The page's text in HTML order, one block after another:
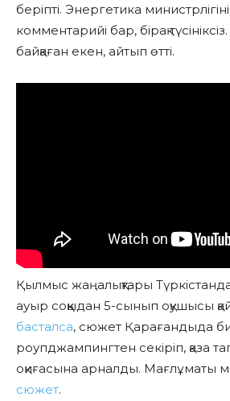
беріпті. Энергетика
комментарийі бар, бірақ
байқаған екен, айтып өтті.
Қылмыс жаңалықтары
ауыр соққыдан 5-сынып оқушысы
басталса, сюжет Қарағандыда
роупджампингтен секіріп, қаза
оқиғасына арналды. Мағлұматы
сюжет.